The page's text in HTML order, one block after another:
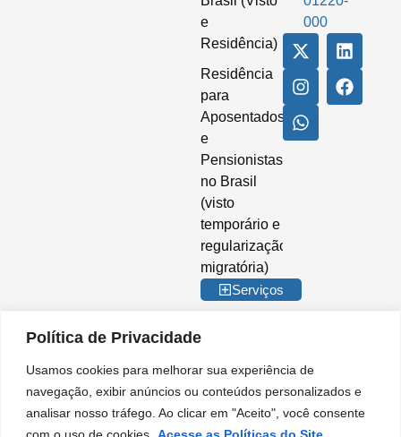
Política de Privacidade
Usamos cookies para melhorar sua experiência de
navegação, exibir anúncios ou conteúdos personalizados e
analisar nosso tráfego. Ao clicar em "Aceito", você consente
com o uso de cookies.
Acesse as Políticas do Site
e
Residência)
Residência
para
Aposentados
e
Pensionistas
no Brasil
(visto
temporário e
regularização
migratória)
Serviços
000
35.842.274/0001-02. IMIGRAR BRASIL® é marca registrada no INPI. A
Imigrar Brasil é uma empresa privada de consultoria e assessoria
migratória. Não somos órgão do Governo Brasileiro e não mantemos